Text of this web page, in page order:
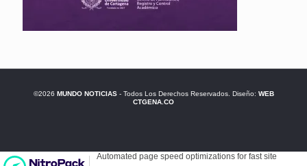
©2026 MUNDO NOTICIAS- Todos Los Derechos Reservados. Diseño: WEB
CTGENA.CO